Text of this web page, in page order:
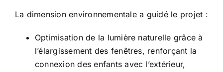
La dimension environnementale a guidé le projet :
Optimisation de la lumière naturelle grâce à
l’élargissement des fenêtres, renforçant la
connexion des enfants avec l’extérieur,